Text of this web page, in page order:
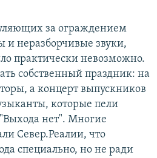
за ограждением
и неразборчивые звуки,
практически невозможно.
собственный праздник: на
а концерт выпускников
которые пели
нет". Многие
Север.Реалии, что
специально, но не ради